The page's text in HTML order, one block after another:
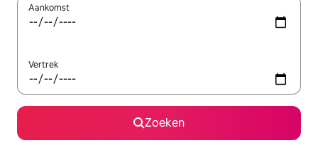
Aankomst
Vertrek
Zoeken